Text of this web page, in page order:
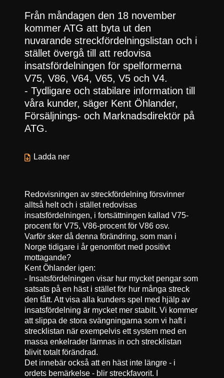
Från måndagen den 18 november
kommer ATG att byta ut den
nuvarande streckfördelningslistan och i
stället övergå till att redovisa
insatsfördelningen för spelformerna
V75, V86, V64, V65, V5 och V4.
- Tydligare och stabilare information till
våra kunder, säger Kent Öhlander,
Försäljnings- och Marknadsdirektör på
ATG.
Redovisningen av streckfördelning försvinner
alltså helt och i stället redovisas
insatsfördelningen, i fortsättningen kallad V75-
procent för V75, V86-procent för V86 osv.
Varför sker då denna förändring, som man i
Norge tidigare i år genomfört med positivt
mottagande?
Kent Öhlander igen:
- Insatsfördelningen visar hur mycket pengar som
satsats på en häst i stället för hur många streck
den fått. Att visa alla kunders spel med hjälp av
insatsfördelning är mycket mer stabilt. Vi kommer
att slippa de stora svängningarna som vi haft i
strecklistan när exempelvis ett system med en
massa enkelrader lämnas in och strecklistan
blivit totalt förändrad.
Det innebär också att en häst inte längre - i
ordets bemärkelse - blir streckfavorit. I
Ladda ner